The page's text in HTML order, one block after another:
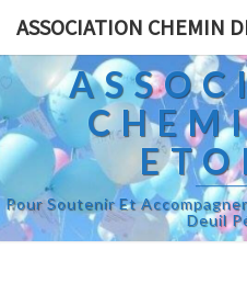
ASSOCIATION CHEMIN
Pour Soutenir Et
Deuil